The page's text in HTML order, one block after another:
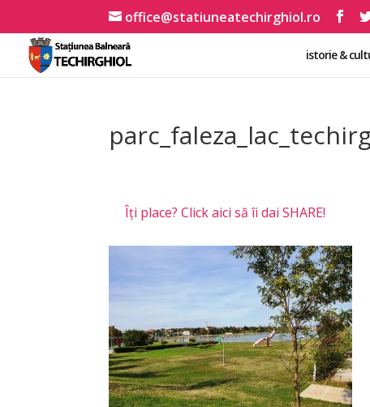
office@statiuneatechirghiol.ro
istorie &
Îți place? Click aici să îi dai SHARE!